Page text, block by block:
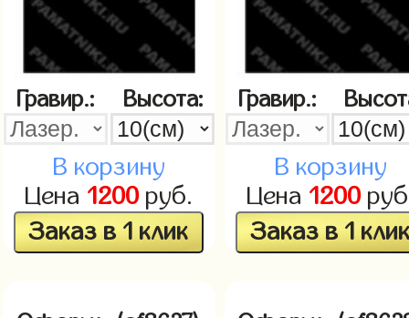
Гравир.: Высота:
В корзину
Цена 1200руб.
Заказ в 1 клик
Гравир.:
В корзину
Цена 1200
Заказ в 1